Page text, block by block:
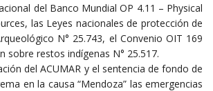
del Banco Mundial OP 4.11 – Physical
las Leyes nacionales de protección de
N° 25.743, el Convenio OIT 169
sobre restos indígenas N° 25.517.
del ACUMAR y el sentencia de fondo de
en la causa “Mendoza” las emergencias